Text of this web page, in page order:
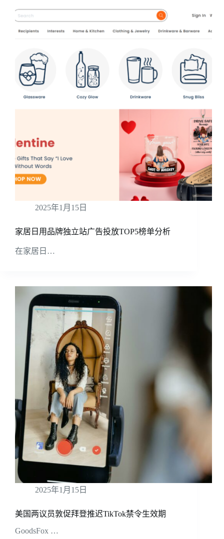
2025年1月15日
家居日用品牌独立站广告投放TOP5榜单分析
在家居日…
2025年1月15日
美国两议员敦促拜登推迟TikTok禁令生效期
GoodsFox …